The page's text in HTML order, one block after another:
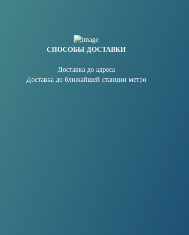
СПОСОБЫ ДОСТАВКИ
Доставка до адреса
Доставка до ближайшей станции метро